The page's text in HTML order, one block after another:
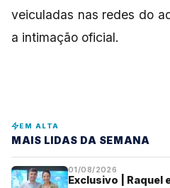
veiculadas nas redes do
a intimação oficial.
EM ALTA
MAIS LIDAS DA SEMANA
01/08/2026
Exclusivo | Raquel